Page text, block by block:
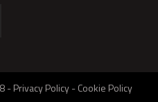
-Privacy Policy-Cookie Policy